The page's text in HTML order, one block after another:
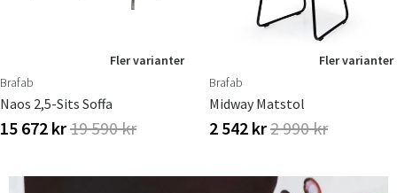
Fler varianter
Brafab
Naos 2,5-Sits Soffa
15 672 kr19 590 kr
Fler varianter
Brafab
Midway Matstol
2 542 kr2 990 kr